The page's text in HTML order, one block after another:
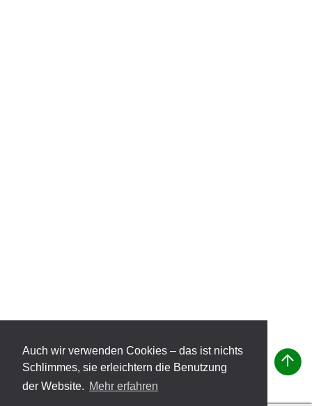
Auch wir verwenden Cookies – das ist nichts
Schlimmes, sie erleichtern die Benutzung
der Website. Mehr erfahren